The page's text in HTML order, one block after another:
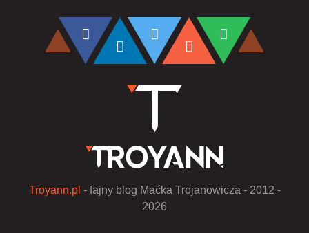
Troyann.pl - fajny blog Maćka Trojanowicza - 2012 -
2026